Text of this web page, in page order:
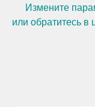
Измените
или обратитесь в